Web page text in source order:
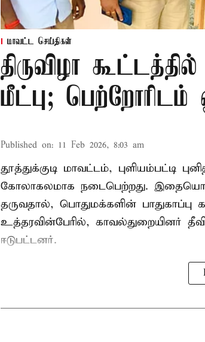
மாவட்ட செய்திகள்
திருவிழா
மீட்பு; பெற்றோரிடம்
Published on: 11 Feb 2026, 8:03 am
தூத்துக்குடி மாவட்டம், புளியம்பட்டி
கோலாகலமாக நடைபெற்றது.
தருவதால், பொதுமக்களின் பாதுகாப்பு
உத்தரவின்பேரில், காவல்துறையினர்
ஈடுபட்டனர்.